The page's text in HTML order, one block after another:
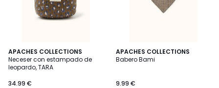
APACHES COLLECTIONS
Neceser con estampado de
leopardo, TARA
34.99 €
APACHES COLLECTIONS
Babero Bami
9.99 €
4
Colores